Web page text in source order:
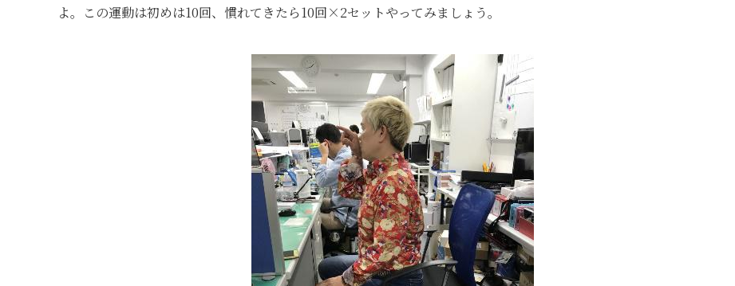
よ。この運動は初めは10回、慣れてきたら10回×2セットやってみましょう。